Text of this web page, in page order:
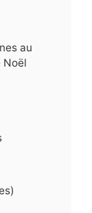
au
Noël